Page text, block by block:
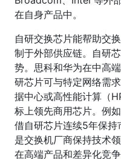
在自身产品中。
自研交换芯片能帮助交
制于外部供应链。自研
势。思科和华为在中高
研芯片可与特定网络需
据中心或高性能计算（
标上领先商用芯片。例
借自研芯片连续5年保
是交换机厂商保持技术
在高端产品和差异化竞争